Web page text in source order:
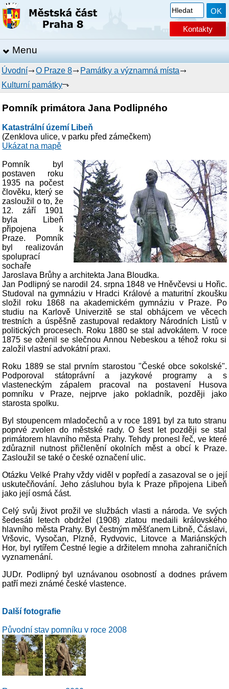
Kontakty
Menu
Úvodní O Praze 8
Památky a významná místa
Kulturní památky
Pomník primátora Jana Podlipného
Katastrální území Libeň
(Zenklova ulice, v parku před zámečkem)
Ukázat na mapě
Pomník byl
postaven roku
1935 na počest
člověku, který se
zasloužil o to, že
12. září 1901
byla Libeň
připojena k
Praze. Pomník
byl realizován
spoluprací
sochaře
Jaroslava Brůhy a architekta Jana Bloudka.
Jan Podlipný se narodil 24. srpna 1848 ve Hněvčevsi u Hořic.
Studoval na gymnáziu v Hradci Králové a maturitní zkoušku
složil roku 1868 na akademickém gymnáziu v Praze. Po
studiu na Karlově Univerzitě se stal obhájcem ve věcech
trestních a úspěšně zastupoval redaktory Národních Listů v
politických procesech. Roku 1880 se stal advokátem. V roce
1875 se oženil se slečnou Annou Nebeskou a téhož roku si
založil vlastní advokátní praxi.
Roku 1889 se stal prvním starostou "České obce sokolské".
Podporoval státoprávní a jazykové programy a s
vlasteneckým zápalem pracoval na postavení Husova
pomníku v Praze, nejprve jako pokladník, později jako
starosta spolku.
Byl stoupencem mladočechů a v roce 1891 byl za tuto stranu
poprvé zvolen do městské rady. O šest let později se stal
primátorem hlavního města Prahy. Tehdy pronesl řeč, ve které
zdůraznil nutnost přičlenění okolních měst a obcí k Praze.
Zasloužil se také o české označení ulic.
Otázku Velké Prahy vždy viděl v popředí a zasazoval se o její
uskutečňování. Jeho zásluhou byla k Praze připojena Libeň
jako její osmá část.
Celý svůj život prožil ve službách vlasti a národa. Ve svých
šedesáti letech obdržel (1908) zlatou medaili královského
hlavního města Prahy. Byl čestným měšťanem Libně, Čáslavi,
Vršovic, Vysočan, Plzně, Rydvovic, Litovce a Mariánských
Hor, byl rytířem Čestné legie a držitelem mnoha zahraničních
vyznamenání.
JUDr. Podlipný byl uznávanou osobností a dodnes právem
patří mezi známé české vlastence.
Další fotografie
Původní stav pomníku v roce 2008